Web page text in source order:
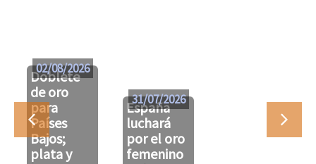
Doblete
de oro
para
Países
Bajos;
plata y
02/08/2026
España
luchará
por el oro
femenino
31/07/2026